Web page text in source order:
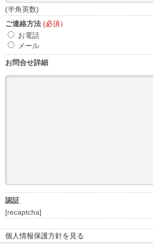
(半角英数)
ご連絡方法 (必須）
お電話
メール
お問合せ詳細
認証
[recaptcha]
個人情報保護方針を見る